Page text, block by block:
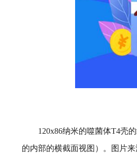
120x86纳米的噬菌体T4壳
的内部的横截面视图）。图片来